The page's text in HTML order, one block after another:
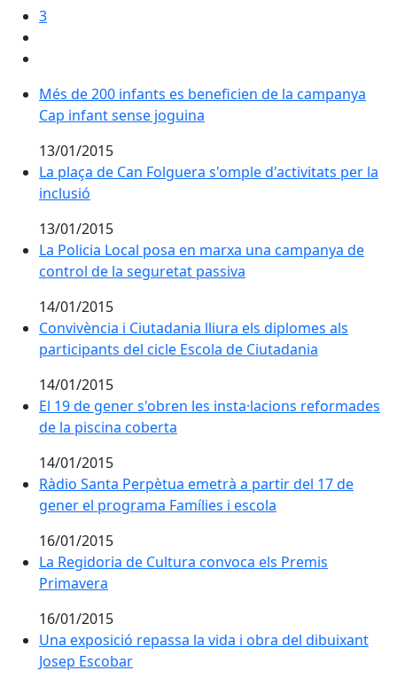
3
Més de 200 infants es beneficien de la campanya
Més de 200 infants es beneficien de la campanya
Cap infant sense joguina
13/01/2015
La plaça de Can Folguera s'omple d'activitats per la
La plaça de Can Folguera s'omple d'activitats per la
inclusió
13/01/2015
La Policia Local posa en marxa una campanya de
La Policia Local posa en marxa una campanya de
control de la seguretat passiva
14/01/2015
Convivència i Ciutadania lliura els diplomes als
Convivència i Ciutadania lliura els diplomes als
participants del cicle Escola de Ciutadania
14/01/2015
El 19 de gener s'obren les insta·lacions reformades
El 19 de gener s'obren les insta·lacions reformades
de la piscina coberta
14/01/2015
Ràdio Santa Perpètua emetrà a partir del 17 de
Ràdio Santa Perpètua emetrà a partir del 17 de
gener el programa Famílies i escola
16/01/2015
La Regidoria de Cultura convoca els Premis
La Regidoria de Cultura convoca els Premis
Primavera
16/01/2015
Una exposició repassa la vida i obra del dibuixant
Una exposició repassa la vida i obra del dibuixant
Josep Escobar